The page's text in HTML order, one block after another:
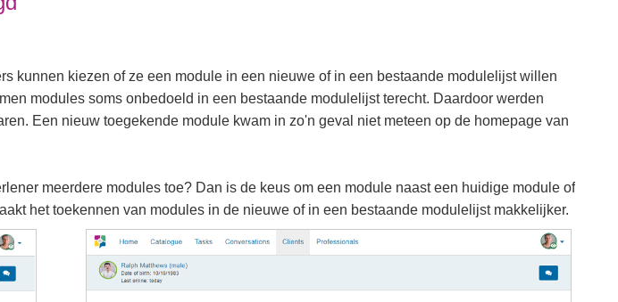
kunnen kiezen of ze een module in een nieuwe of in een bestaande modulelijst willen
modules soms onbedoeld in een bestaande modulelijst terecht. Daardoor werden
Een nieuw toegekende module kwam in zo'n geval niet meteen op de homepage van
meerdere modules toe? Dan is de keus om een module naast een huidige module of
het toekennen van modules in de nieuwe of in een bestaande modulelijst makkelijker.